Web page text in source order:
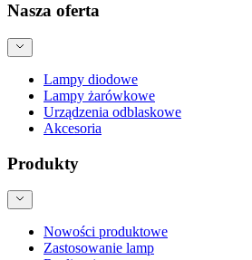
Nasza oferta
Lampy diodowe
Lampy żarówkowe
Urządzenia odblaskowe
Akcesoria
Produkty
Nowości produktowe
Zastosowanie lamp